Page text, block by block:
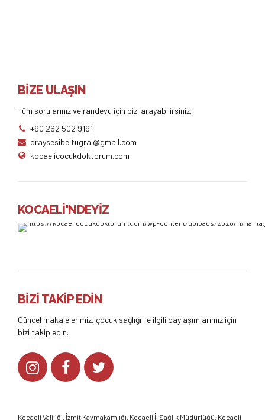
BİZE ULAŞIN
Tüm sorularınız ve randevu için bizi arayabilirsiniz.
+90 262 502 9191
draysesibeltugral@gmail.com
kocaelicocukdoktorum.com
KOCAELİ'NDEYİZ
BİZİ TAKİP EDİN
Güncel makalelerimiz, çocuk sağlığı ile ilgili paylaşımlarımız için
bizi takip edin.
Kocaeli Valiliği, İzmit Kaymakamlığı, Kocaeli İl Sağlık Müdürlüğü, Kocaeli